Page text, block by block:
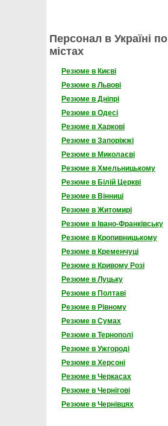
Персонал в Україні по
містах
Резюме в Києві
Резюме в Львові
Резюме в Дніпрі
Резюме в Одесі
Резюме в Харкові
Резюме в Запоріжжі
Резюме в Миколаєві
Резюме в Хмельницькому
Резюме в Білій Церкві
Резюме в Вінниці
Резюме в Житомирі
Резюме в Івано-Франківську
Резюме в Кропивницькому
Резюме в Кременчуці
Резюме в Кривому Розі
Резюме в Луцьку
Резюме в Полтаві
Резюме в Рівному
Резюме в Сумах
Резюме в Тернополі
Резюме в Ужгороді
Резюме в Херсоні
Резюме в Черкасах
Резюме в Чернігові
Резюме в Чернівцях